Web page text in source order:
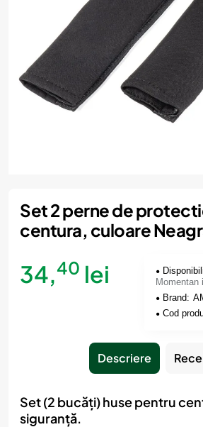
Momentan indisponibil
Set 2 perne de
centura, culoare
34,40 lei
Momentan
Brand:
Cod
Descriere
Set (2 bucăți) huse pentru
siguranță.